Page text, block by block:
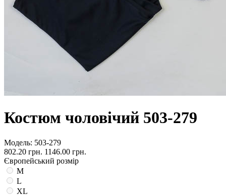
Костюм чоловічий 503-279
Модель: 503-279
802.20 грн. 1146.00 грн.
Європейський розмір
M
L
XL